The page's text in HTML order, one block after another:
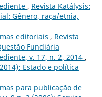
, Revista Katálysis:
Gênero, raça/etnia,
editoriais , Revista
Fundiária
v. 17, n. 2, 2014 ,
Estado e política
para publicação de